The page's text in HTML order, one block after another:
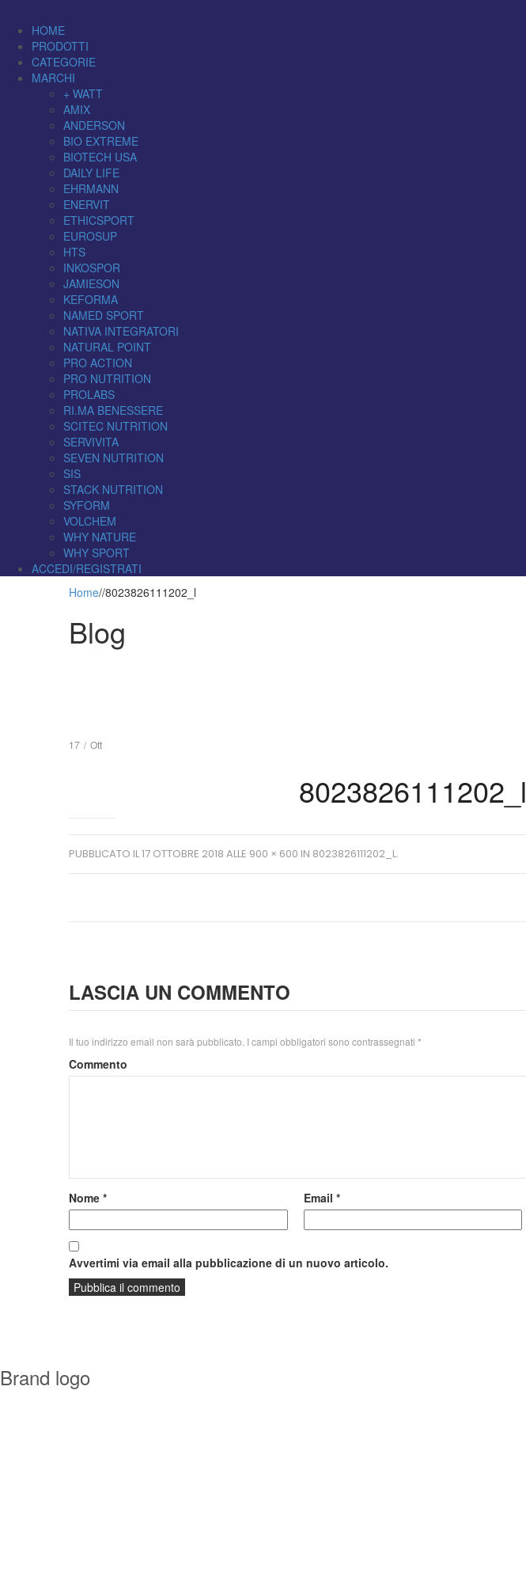
HOME
PRODOTTI
CATEGORIE
MARCHI
+ WATT
AMIX
ANDERSON
BIO EXTREME
BIOTECH USA
DAILY LIFE
EHRMANN
ENERVIT
ETHICSPORT
EUROSUP
HTS
INKOSPOR
JAMIESON
KEFORMA
NAMED SPORT
NATIVA INTEGRATORI
NATURAL POINT
PRO ACTION
PRO NUTRITION
PROLABS
RI.MA BENESSERE
SCITEC NUTRITION
SERVIVITA
SEVEN NUTRITION
SIS
STACK NUTRITION
SYFORM
VOLCHEM
WHY NATURE
WHY SPORT
ACCEDI/REGISTRATI
Home//8023826111202_l
Blog
17 / Ott
8023826111202_l
PUBBLICATO IL17 OTTOBRE 2018 ALLE 900 × 600 IN 8023826111202_L.
LASCIA UN COMMENTO
Il tuo indirizzo email non sarà pubblicato. I campi obbligatori sono contrassegnati *
Commento
Nome * Email *
Avvertimi via email alla pubblicazione di un nuovo articolo.
Brand logo